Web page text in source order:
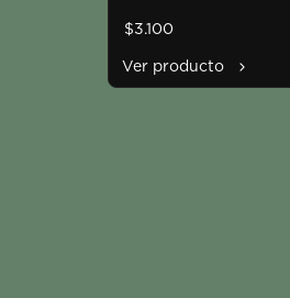
$3.100
Ver producto